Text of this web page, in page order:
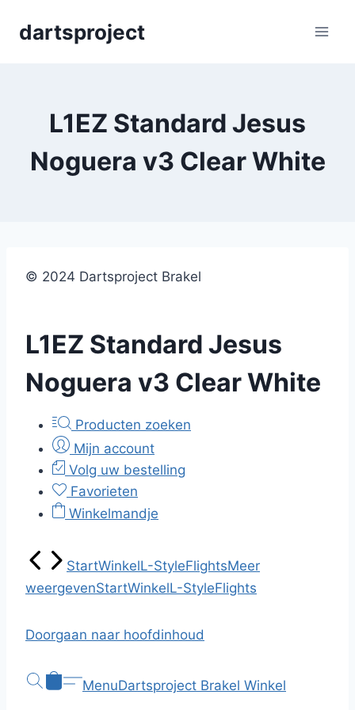
dartsproject
L1EZ Standard Jesus
Noguera v3 Clear White
© 2024 Dartsproject Brakel
L1EZ Standard Jesus
Noguera v3 Clear White
Producten zoeken
Mijn account
Volg uw bestelling
Favorieten
Winkelmandje
StartWinkelL-StyleFlightsMeer
weergevenStartWinkelL-StyleFlights
Doorgaan naar hoofdinhoud
MenuDartsproject Brakel Winkel